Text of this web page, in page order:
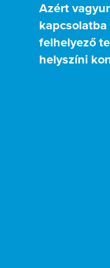
Azért
felhelyező
helyszíni